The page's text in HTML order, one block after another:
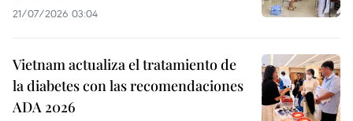
21/07/2026 03:04
Vietnam actualiza el tratamiento de
la diabetes con las recomendaciones
ADA 2026